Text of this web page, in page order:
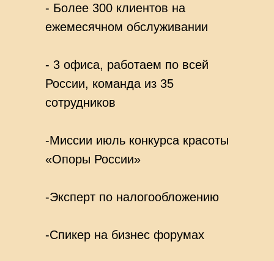
- Более 300 клиентов на
ежемесячном обслуживании
- 3 офиса, работаем по всей
России, команда из 35
сотрудников
-Миссии июль конкурса красоты
«Опоры России»
-Эксперт по налогообложению
-Спикер на бизнес форумах